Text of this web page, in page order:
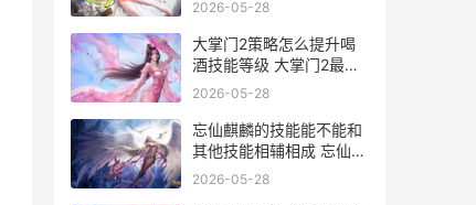
2026-05-28
大掌门2策略怎么提升喝
酒技能等级 大掌门2最新
攻略2020
2026-05-28
忘仙麒麟的技能能不能和
其他技能相辅相成 忘仙麒
麟圣祖
2026-05-28